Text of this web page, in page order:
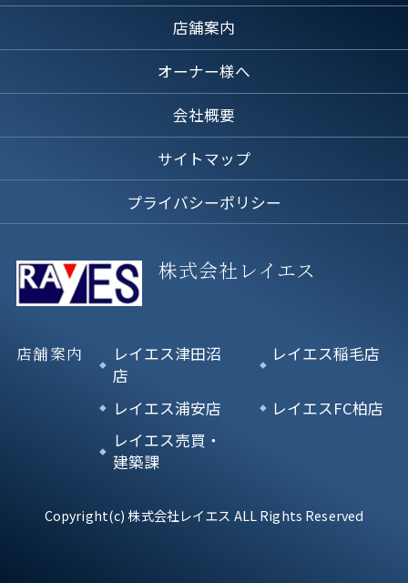
店舗案内
オーナー様へ
会社概要
サイトマップ
プライバシーポリシー
株式会社レイエス
店舗案内
レイエス津田沼
店
レイエス稲毛店
レイエス浦安店
レイエスFC柏店
レイエス売買・
建築課
Copyright(c) 株式会社レイエス ALL Rights Reserved